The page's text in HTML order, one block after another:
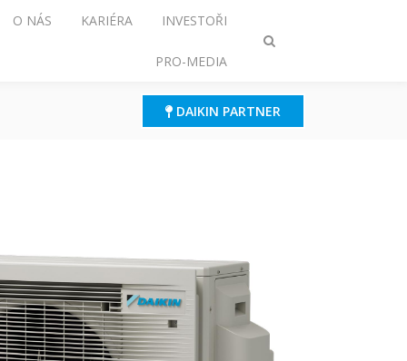
Přepnout
O NÁS KARIÉRA INVESTOŘI
PRO-MEDIA
DAIKIN PARTNER